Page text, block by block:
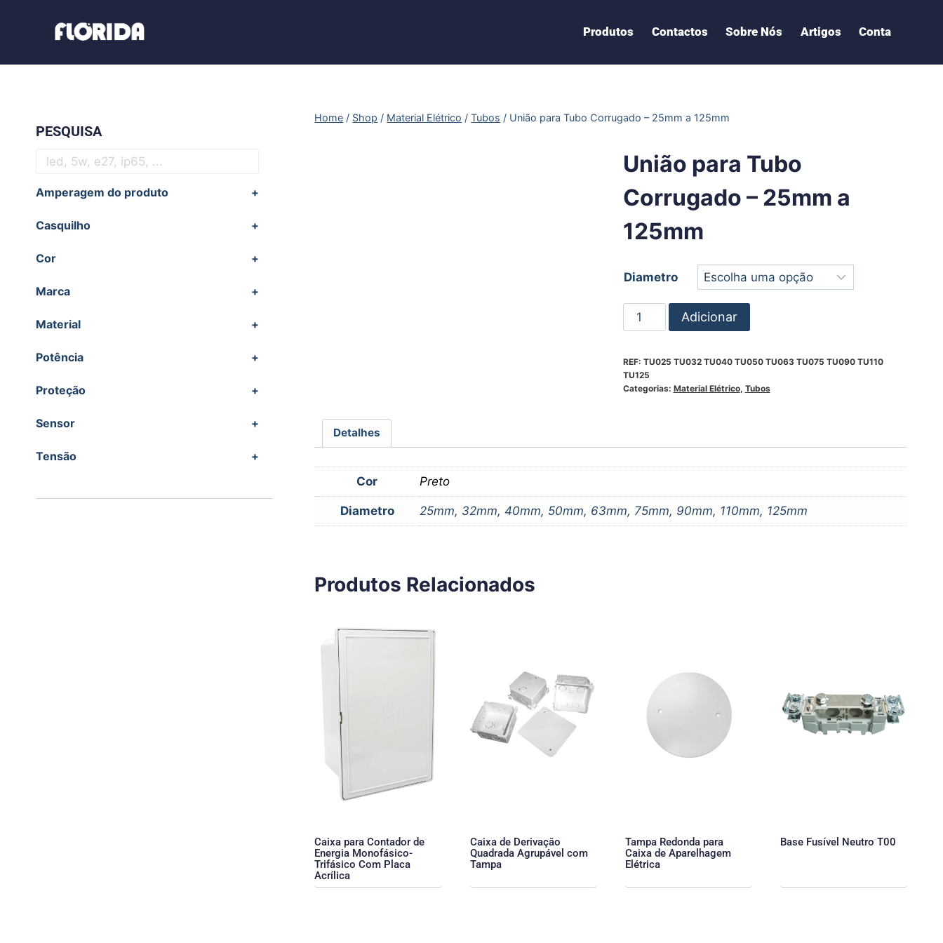
Produtos Contactos Sobre Nós Artigos Conta
Home / Shop / Material Elétrico / Tubos / União para Tubo Corrugado – 25mm a 125mm
União para Tubo
Corrugado – 25mm a
125mm
Diametro
Adicionar
REF: TU025 TU032 TU040 TU050 TU063 TU075 TU090 TU110
TU125
Categorias: Material Elétrico, Tubos
Detalhes
Cor Preto
Diametro 25mm, 32mm, 40mm, 50mm, 63mm, 75mm, 90mm, 110mm, 125mm
Produtos Relacionados
Caixa para Contador de
Energia Monofásico-
Trifásico Com Placa
Acrílica
Caixa de Derivaçăo
Quadrada Agrupável com
Tampa
Tampa Redonda para
Caixa de Aparelhagem
Elétrica
Base Fusível Neutro T00
PESQUISA
Amperagem do produto +
Casquilho +
Cor +
Marca +
Material +
Potência +
Proteção +
Sensor +
Tensão +